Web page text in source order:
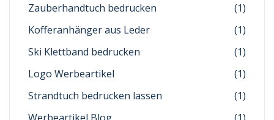
Zauberhandtuch bedrucken
(1)
Kofferanhänger aus Leder
(1)
Ski Klettband bedrucken
(1)
Logo Werbeartikel
(1)
Strandtuch bedrucken lassen
(1)